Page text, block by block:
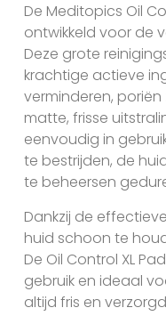
De Meditopics Oil
ontwikkeld voor de
Deze grote
krachtige actieve
verminderen,
matte, frisse
eenvoudig in
te bestrijden, de
te beheersen
Dankzij de
huid schoon te
De Oil Control XL
gebruik en ideaal
altijd fris en